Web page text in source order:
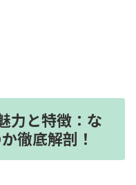
力と特徴：な
徹底解剖！